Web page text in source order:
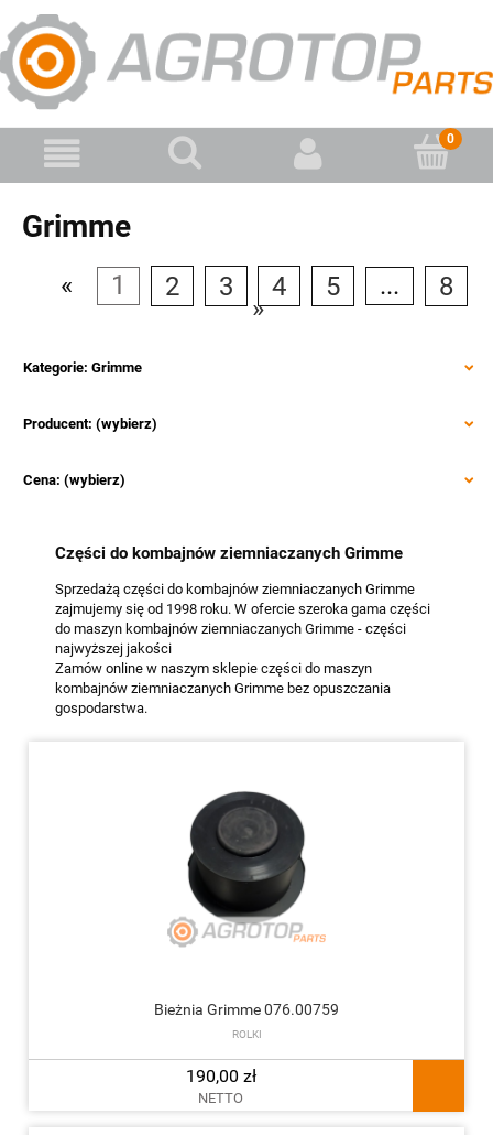
Grimme
« 1 2 3 4 5 ... 8
»
Kategorie: Grimme
Producent: (wybierz)
Cena: (wybierz)
Części do kombajnów ziemniaczanych Grimme
Sprzedażą części do kombajnów ziemniaczanych Grimme
zajmujemy się od 1998 roku. W ofercie szeroka gama części
do maszyn kombajnów ziemniaczanych Grimme - części
najwyższej jakości
Zamów online w naszym sklepie części do maszyn
kombajnów ziemniaczanych Grimme bez opuszczania
gospodarstwa.
Bieżnia Grimme 076.00759
ROLKI
190,00 zł
NETTO